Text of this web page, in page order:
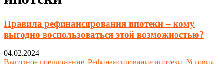
Правила рефинансирования ипотеки – кому
выгодно воспользоваться этой возможностью?
04.02.2024
Выгодное предложение, Рефинансирование ипотеки, Условия